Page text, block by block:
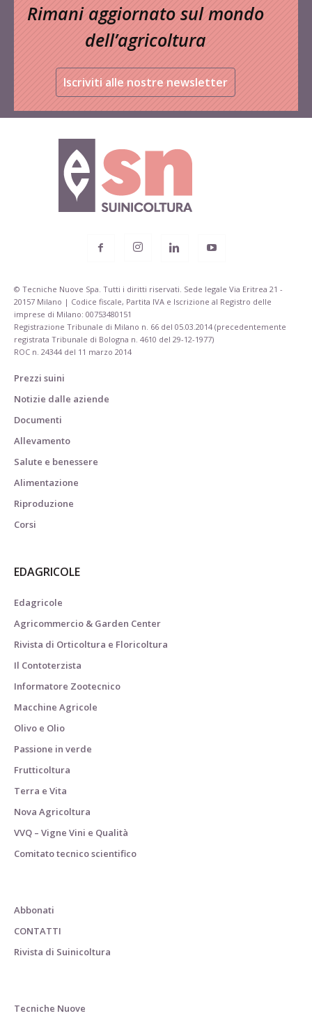
Rimani aggiornato sul mondo
dell’agricoltura
Iscriviti alle nostre newsletter
© Tecniche Nuove Spa. Tutti i diritti riservati. Sede legale Via Eritrea 21 -
20157 Milano | Codice fiscale, Partita IVA e Iscrizione al Registro delle
imprese di Milano: 00753480151
Registrazione Tribunale di Milano n. 66 del 05.03.2014 (precedentemente
registrata Tribunale di Bologna n. 4610 del 29-12-1977)
ROC n. 24344 del 11 marzo 2014
Prezzi suini
Notizie dalle aziende
Documenti
Allevamento
Salute e benessere
Alimentazione
Riproduzione
Corsi
EDAGRICOLE
Edagricole
Agricommercio & Garden Center
Rivista di Orticoltura e Floricoltura
Il Contoterzista
Informatore Zootecnico
Macchine Agricole
Olivo e Olio
Passione in verde
Frutticoltura
Terra e Vita
Nova Agricoltura
VVQ – Vigne Vini e Qualità
Comitato tecnico scientifico
Abbonati
CONTATTI
Rivista di Suinicoltura
Tecniche Nuove